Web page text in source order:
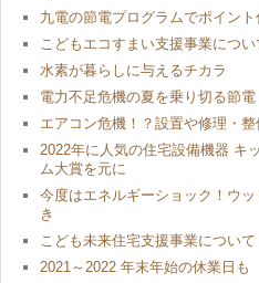
九電の節電プログラムでポイン
こどもエコすまい支援事業につい
水素が暮らしに与えるチカラ
電力不足危機の夏を乗り切る節電
エアコン危機！？設置や修理・整
2022年に人気の住宅設備機器 キ
ム大賞を元に
今度はエネルギーショック！ウ
き
こども未来住宅支援事業について
2021～2022 年末年始の休業日も